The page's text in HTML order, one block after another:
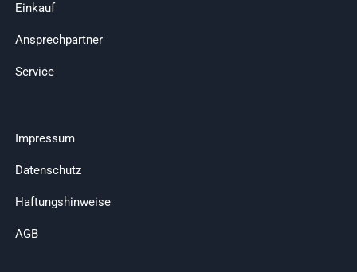
Einkauf
Ansprechpartner
Service
Impressum
Datenschutz
Haftungshinweise
AGB